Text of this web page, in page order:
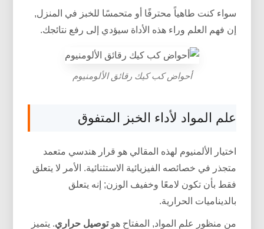
سواء كنت طاهياً محترفًا أو متحمسًا للخبز في المنزل,
إن فهم العلم وراء هذه الأداة سيؤدي إلى رفع نتائجك.
أحواض كب كيك رقائق الألومنيوم
علم المواد لأداء الخبز المتفوق
اختيار الألمنيوم لهذه المقالي هو قرار هندسي متعمد
متجذر في خصائصه الفيزيائية الاستثنائية. الأمر لا يتعلق
فقط بأن تكون لامعًا وخفيف الوزن; إنه يتعلق
بالديناميات الحرارية.
من منظور علم المواد, المفتاح هوتوصيل حراري. يتميز